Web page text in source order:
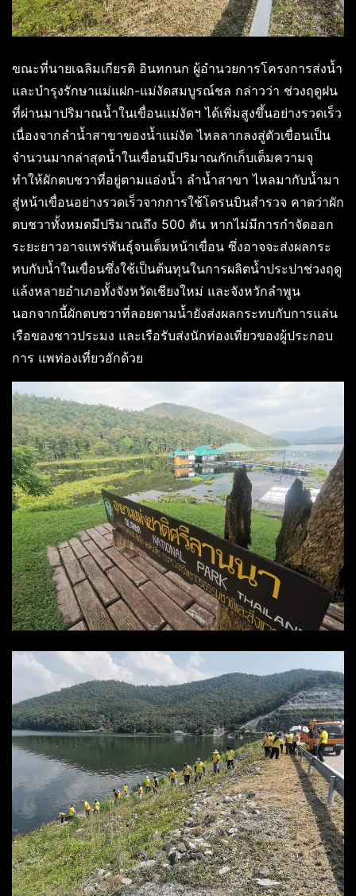
ขณะที่นายเฉลิมเกียรติ อินทกนก ผู้อำนวยการโครงการส่งน้ำ
และบำรุงรักษาแม่แฝก-แม่งัดสมบูรณ์ชล กล่าวว่า ช่วงฤดูฝน
ที่ผ่านมาปริมาณน้ำในเขื่อนแม่งัดฯ ได้เพิ่มสูงขึ้นอย่างรวดเร็ว
เนื่องจากลำน้ำสาขาของน้ำแม่งัด ไหลลากลงสู่ตัวเขื่อนเป็น
จำนวนมากล่าสุดน้ำในเขื่อนมีปริมาณกักเก็บเต็มความจุ
ทำให้ผักตบชวาที่อยู่ตามแอ่งน้ำ ลำน้ำสาขา ไหลมากับน้ำมา
สู่หน้าเขื่อนอย่างรวดเร็วจากการใช้โดรนบินสำรวจ คาดว่าผัก
ตบชวาทั้งหมดมีปริมาณถึง 500 ตัน หากไม่มีการกำจัดออก
ระยะยาวอาจแพร่พันธุ์จนเต็มหน้าเขื่อน ซึ่งอาจจะส่งผลกระ
ทบกับน้ำในเขื่อนซึ่งใช้เป็นต้นทุนในการผลิตน้ำประปาช่วงฤดู
แล้งหลายอำเภอทั้งจังหวัดเชียงใหม่ และจังหวักลำพูน
นอกจากนี้ผักตบชวาที่ลอยตามน้ำยังส่งผลกระทบกับการแล่น
เรือของชาวประมง และเรือรับส่งนักท่องเที่ยวของผู้ประกอบ
การ แพท่องเที่ยวอักด้วย